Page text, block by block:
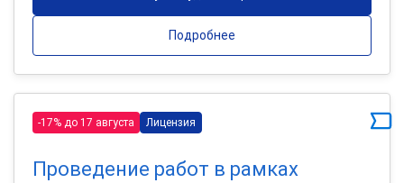
Подробнее
-17% до 17 августа Лицензия
Проведение работ в рамках